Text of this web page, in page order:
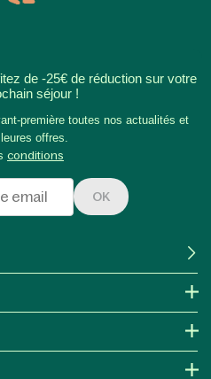
de -25€ de réduction sur votre
séjour !
première toutes nos actualités et
offres.
conditions
OK